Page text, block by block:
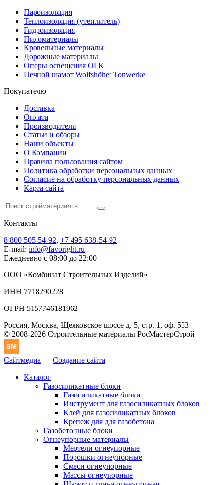
Пароизоляция
Теплоизоляция (утеплитель)
Гидроизоляция
Пиломатериалы
Кровельные материалы
Дорожные материалы
Опоры освещения ОГК
Печной шамот Wolfshöher Tonwerke
Покупателю
Доставка
Оплата
Производители
Статьи и обзоры
Наши объекты
О Компании
Правила пользования сайтом
Политика обработки персональных данных
Согласие на обработку персональных данных
Карта сайта
Контакты
8 800 505-54-92, +7 495 638-54-92
E-mail: info@favoright.ru
Ежедневно с 08:00 до 22:00
ООО «Комбинат Строительных Изделий»
ИНН 7718290228
ОГРН 5157746181962
Россия, Москва, Щелковское шоссе д. 5, стр. 1, оф. 533
© 2008-2026 Строительные материалы РосМастерСтрой
Сайтмедиа — Создание сайта
Каталог
Газосиликатные блоки
Газосиликатные блоки
Инструмент для газосиликатных блоков
Клей для газосиликатных блоков
Крепеж для для газобетона
Газобетонные блоки
Огнеупорные материалы
Мертели огнеупорные
Порошки огнеупорные
Смеси огнеупорные
Массы огнеупорные